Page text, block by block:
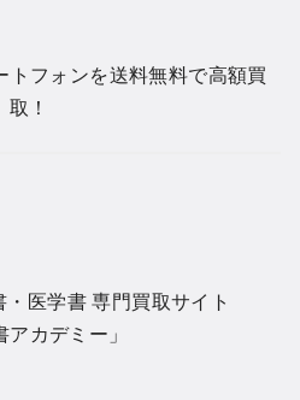
フォンを送料無料で高額買
取！
医学書 専門買取サイト
アカデミー」